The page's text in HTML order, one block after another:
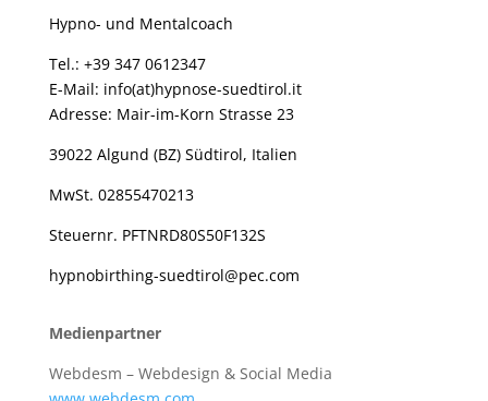
Hypno- und Mentalcoach
Tel.: +39 347 0612347
E-Mail: info(at)hypnose-suedtirol.it
Adresse: Mair-im-Korn Strasse 23
39022 Algund (BZ) Südtirol, Italien
MwSt. 02855470213
Steuernr. PFTNRD80S50F132S
hypnobirthing-suedtirol@pec.com
Medienpartner
Webdesm – Webdesign & Social Media